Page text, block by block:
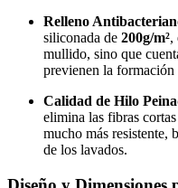
Relleno
siliconada de 200g/m²,
mullido, sino que
previenen la formación
Calidad de Hilo
elimina las fibras
mucho más resistente,
de los lavados.